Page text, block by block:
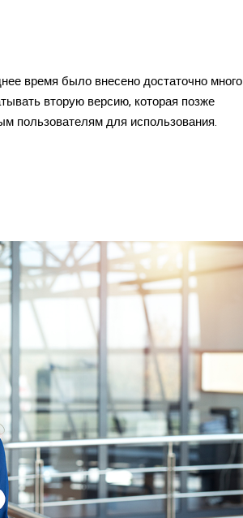
время было внесено достаточно много
вторую версию, которая позже
пользователям для использования.